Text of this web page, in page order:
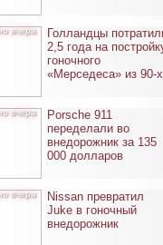
вчера
Голландцы
2,5 года на
гоночного
«Мерседеса» из 90-х
вчера
Porsche 911
переделали во
внедорожник за 135
000 долларов
вчера
Nissan превратил
Juke в гоночный
внедорожник